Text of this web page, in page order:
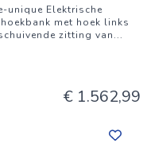
unique Elektrische
met hoek links
zitting van...
€ 1.562,99